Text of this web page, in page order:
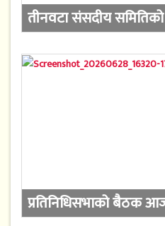
तीनवटा संसदीय
प्रतिनिधिसभाको बैठक